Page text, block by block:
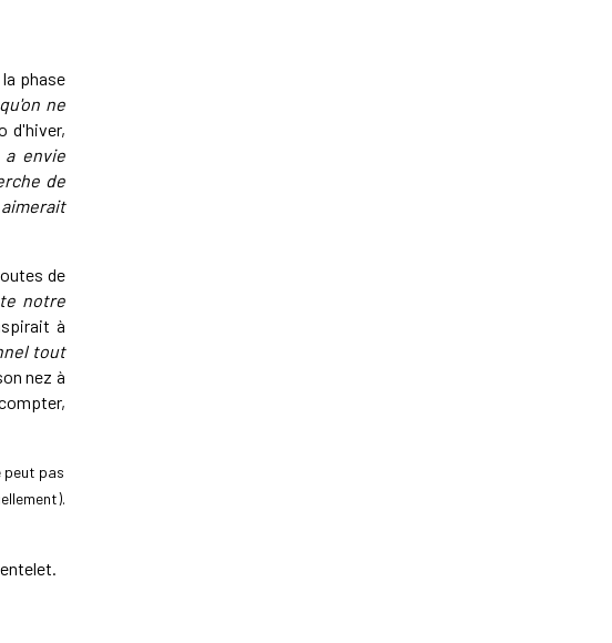
phase
ne
d'hiver,
a envie
de
de
notre
à
tout
nez à
peut pas